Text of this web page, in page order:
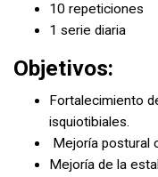
10 repeticiones
1 serie diaria
Objetivos:
Fortalecimiento
isquiotibiales.
Mejoría postural
Mejoría de la